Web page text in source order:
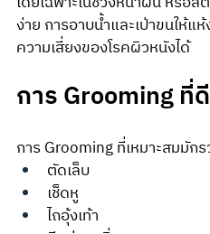
ง่าย การอาบน้ำและเป่าขนให้แ
ความเสี่ยงของโรคผิวหนังได้
การ Grooming ที่
การ Grooming ที่เหมาะสมมัก
ตัดเล็บ
เช็ดหู
ไถอุ้งเท้า